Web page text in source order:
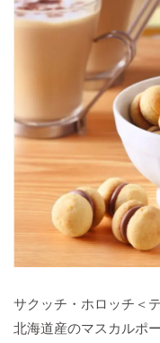
サクッチ・ホロッチ
北海道産のマスカルポ